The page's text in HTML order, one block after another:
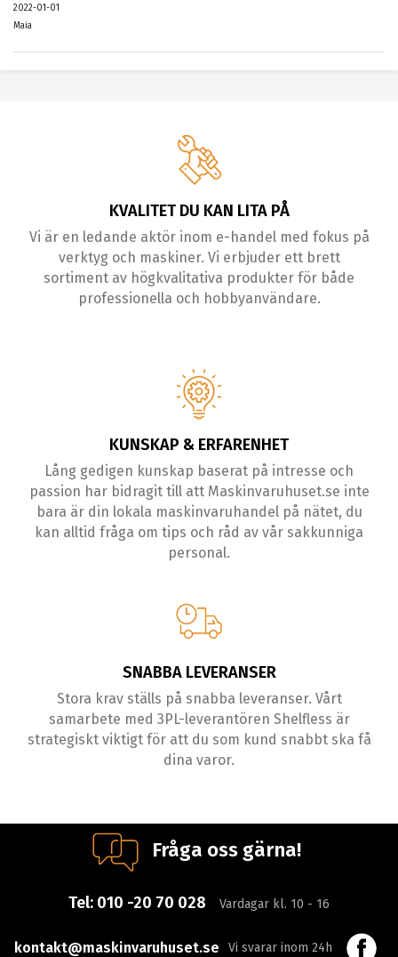
2022-01-01
Maia
KVALITET DU KAN LITA PÅ
Vi är en ledande aktör inom e-handel med fokus på
verktyg och maskiner. Vi erbjuder ett brett
sortiment av högkvalitativa produkter för både
professionella och hobbyanvändare.
KUNSKAP & ERFARENHET
Lång gedigen kunskap baserat på intresse och
passion har bidragit till att Maskinvaruhuset.se inte
bara är din lokala maskinvaruhandel på nätet, du
kan alltid fråga om tips och råd av vår sakkunniga
personal.
SNABBA LEVERANSER
Stora krav ställs på snabba leveranser. Vårt
samarbete med 3PL-leverantören Shelfless är
strategiskt viktigt för att du som kund snabbt ska få
dina varor.
Fråga oss gärna!
Tel: 010 -20 70 028 Vardagar kl. 10 - 16
kontakt@maskinvaruhuset.se Vi svarar inom 24h